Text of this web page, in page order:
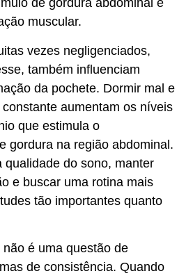
de gordura abdominal e
muscular.
vezes negligenciados,
também influenciam
da pochete. Dormir mal e
aumentam os níveis
que estimula o
gordura na região abdominal.
qualidade do sono, manter
e buscar uma rotina mais
tão importantes quanto
é uma questão de
de consistência. Quando